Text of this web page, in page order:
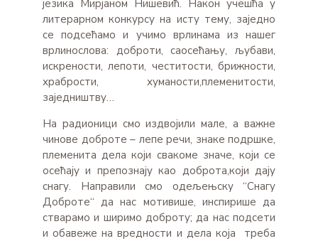
језика Мирјаном Нишевић. Након учешћа у
литерарном конкурсу на исту тему, заједно
се подсећамо и учимо врлинама из нашег
врлинослова: доброти, саосећању, љубави,
искрености, лепоти, честитости, брижности,
храбрости, хуманости,племенитости,
заједништву…
На радионици смо издвојили мале, а важне
чинове доброте – лепе речи, знаке подршке,
племенита дела који свакоме значе, који се
осећају и препознају као доброта,који дају
снагу. Направили смо одељењску “Снагу
Доброте“ да нас мотивише, инспирише да
стварамо и ширимо доброту; да нас подсети
и обавеже на вредности и дела која треба